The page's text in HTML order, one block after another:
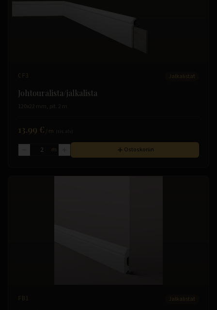
CF3 Jalkalistat
Johtouralista/jalkalista
120x22 mm, pit. 2 m
13.99 € /m
m Ostoskoriin
FB1 Jalkalistat